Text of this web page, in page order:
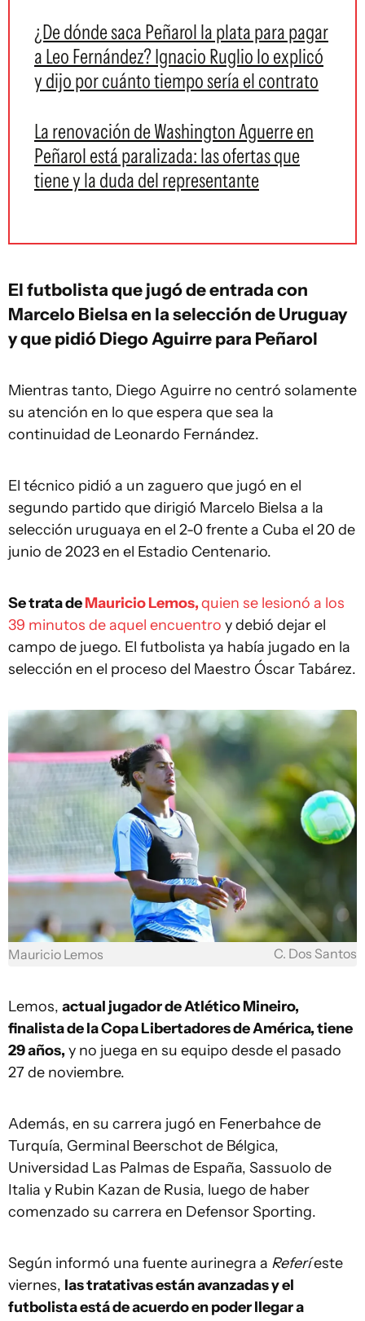
¿De dónde saca Peñarol la plata para pagar
a Leo Fernández? Ignacio Ruglio lo explicó
y dijo por cuánto tiempo sería el contrato
La renovación de Washington Aguerre en
Peñarol está paralizada: las ofertas que
tiene y la duda del representante
El futbolista que jugó de entrada con
Marcelo Bielsa en la selección de Uruguay
y que pidió Diego Aguirre para Peñarol
Mientras tanto, Diego Aguirre no centró solamente
su atención en lo que espera que sea la
continuidad de Leonardo Fernández.
El técnico pidió a un zaguero que jugó en el
segundo partido que dirigió Marcelo Bielsa a la
selección uruguaya en el 2-0 frente a Cuba el 20 de
junio de 2023 en el Estadio Centenario.
Se trata deMauricio Lemos,quien se lesionó a los
39 minutos de aquel encuentro y debió dejar el
campo de juego. El futbolista ya había jugado en la
selección en el proceso del Maestro Óscar Tabárez.
Mauricio Lemos C. Dos Santos
Lemos, actual jugador de Atlético Mineiro,
finalista de la Copa Libertadores de América, tiene
29 años, y no juega en su equipo desde el pasado
27 de noviembre.
Además, en su carrera jugó en Fenerbahce de
Turquía, Germinal Beerschot de Bélgica,
Universidad Las Palmas de España, Sassuolo de
Italia y Rubin Kazan de Rusia, luego de haber
comenzado su carrera en Defensor Sporting.
Según informó una fuente aurinegra a Referíeste
viernes, las tratativas están avanzadas y el
futbolista está de acuerdo en poder llegar a